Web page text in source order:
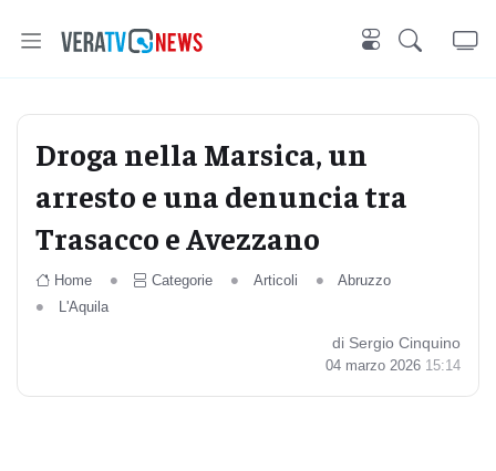
Droga nella Marsica, un
arresto e una denuncia tra
Trasacco e Avezzano
Home Categorie Articoli
Abruzzo
L'Aquila
di Sergio Cinquino
04 marzo 2026 15:14